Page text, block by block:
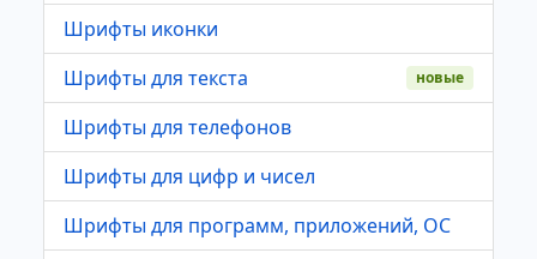
Шрифты иконки
Шрифты для текста
новые
Шрифты для телефонов
Шрифты для цифр и чисел
Шрифты для программ, приложений, ОС